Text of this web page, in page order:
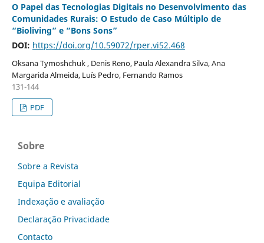
O Papel das Tecnologias Digitais no Desenvolvimento das
Comunidades Rurais: O Estudo de Caso Múltiplo de
“Bioliving” e “Bons Sons”
DOI: https://doi.org/10.59072/rper.vi52.468
Oksana Tymoshchuk , Denis Reno, Paula Alexandra Silva, Ana
Margarida Almeida, Luís Pedro, Fernando Ramos
131-144
PDF
Sobre
Sobre a Revista
Equipa Editorial
Indexação e avaliação
Declaração Privacidade
Contacto